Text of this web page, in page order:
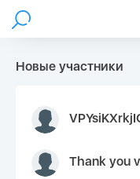
Новые участники
Thank you very much for your inquiry We appreciate